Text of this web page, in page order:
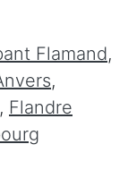
Flamand,
,
, Flandre